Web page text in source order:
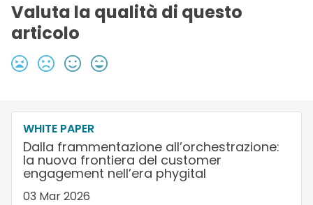
Valuta la qualità di questo
articolo
WHITE PAPER
Dalla frammentazione all’orchestrazione:
la nuova frontiera del customer
engagement nell’era phygital
03 Mar 2026